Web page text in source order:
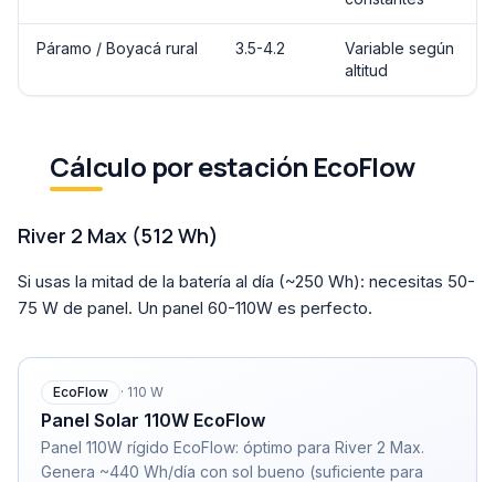
Páramo / Boyacá rural 3.5-4.2
Variable según
altitud
Cálculo por estación EcoFlow
River 2 Max (512 Wh)
Si usas la mitad de la batería al día (~250 Wh): necesitas 50-
75 W de panel. Un panel 60-110W es perfecto.
EcoFlow · 110 W
Panel Solar 110W EcoFlow
Panel 110W rígido EcoFlow: óptimo para River 2 Max.
Genera ~440 Wh/día con sol bueno (suficiente para